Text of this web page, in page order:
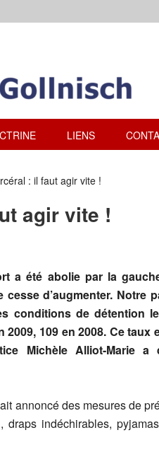
LIENS
: il faut agir vite !
agir vite !
a été abolie par la
d’augmenter. Notre
conditions de détention
109 en 2008. Ce taux
Michèle Alliot-Marie
annoncé des mesures de
draps indéchirables,